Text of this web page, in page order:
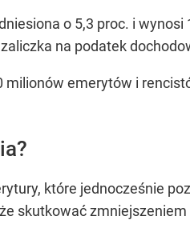
o 5,3 proc. i wynosi
na podatek
emerytów i
które jednocześnie
skutkować